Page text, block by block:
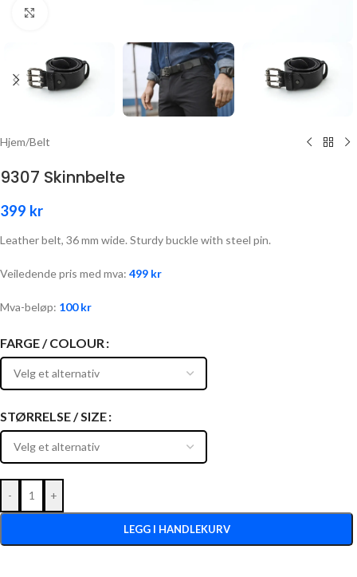
Hjem/Belt
9307 Skinnbelte
399 kr
Leather belt, 36 mm wide. Sturdy buckle with steel pin.
Veiledende pris med mva: 499 kr
Mva-beløp: 100kr
FARGE / COLOUR
STØRRELSE / SIZE
- +
LEGG I HANDLEKURV